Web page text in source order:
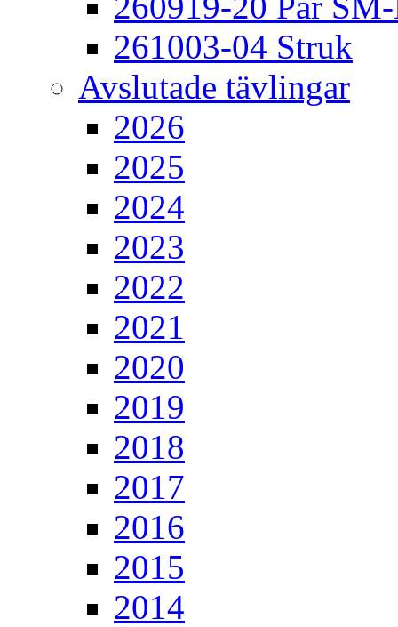
261003-04 Struk
Avslutade tävlingar
2026
2025
2024
2023
2022
2021
2020
2019
2018
2017
2016
2015
2014